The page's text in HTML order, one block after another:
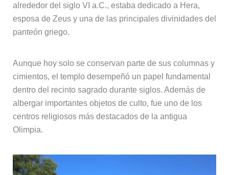
alrededor del siglo VI a.C., estaba dedicado a Hera,
esposa de Zeus y una de las principales divinidades del
panteón griego.
Aunque hoy solo se conservan parte de sus columnas y
cimientos, el templo desempeñó un papel fundamental
dentro del recinto sagrado durante siglos. Además de
albergar importantes objetos de culto, fue uno de los
centros religiosos más destacados de la antigua
Olimpia.